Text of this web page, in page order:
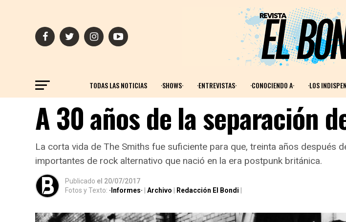
TODAS LAS NOTICIAS ·SHOWS· ·ENTREVISTAS· ·CONOCIENDO A· ·LOS
A 30 años de la separación
La corta vida de The Smiths fue suficiente para que, treinta años después
importantes de rock alternativo que nació en la era postpunk británica.
Publicado el 20/07/2017
Fotos y Texto: ·Informes· Archivo Redacción El Bondi